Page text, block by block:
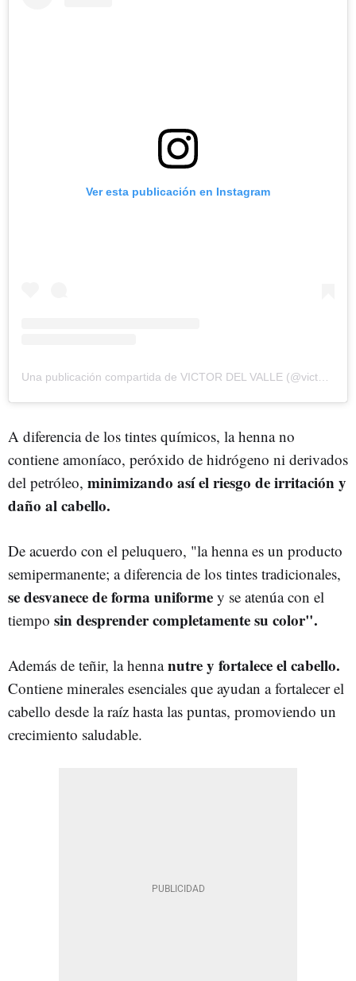
Ver esta publicación en Instagram
A diferencia de los tintes químicos, la henna no
contiene amoníaco, peróxido de hidrógeno ni derivados
del petróleo, minimizando así el riesgo de irritación y
daño al cabello.
De acuerdo con el peluquero, "la henna es un producto
semipermanente; a diferencia de los tintes tradicionales,
se desvanece de forma uniforme y se atenúa con el
tiempo sin desprender completamente su color".
Además de teñir, la henna nutre y fortalece el cabello.
Contiene minerales esenciales que ayudan a fortalecer el
cabello desde la raíz hasta las puntas, promoviendo un
crecimiento saludable.